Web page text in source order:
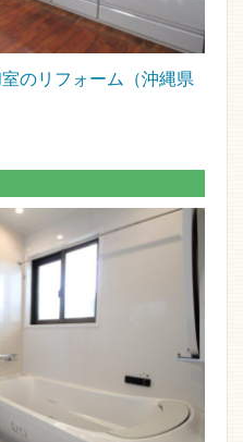
のリフォーム（沖縄県